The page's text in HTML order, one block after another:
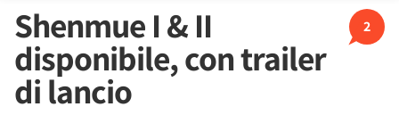
2
Shenmue I & II
disponibile, con trailer
di lancio